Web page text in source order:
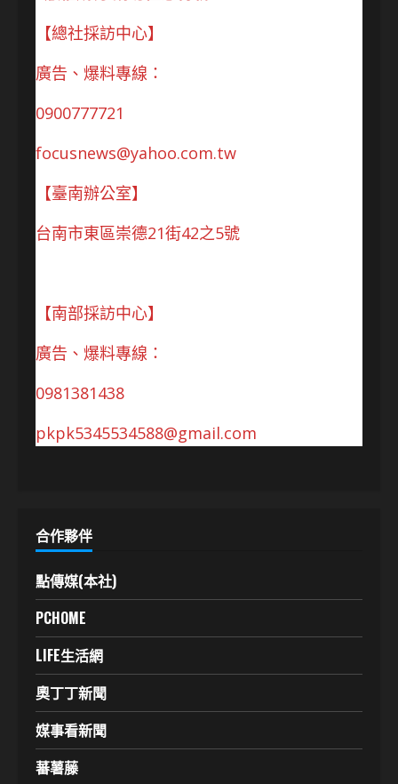
【總社採訪中心】
廣告、爆料專線：
0900777721
focusnews@yahoo.com.tw
【臺南辦公室】
台南市東區崇德21街42之5號
【南部採訪中心】
廣告、爆料專線：
0981381438
pkpk5345534588@gmail.com
合作夥伴
點傳媒(本社)
PCHOME
LIFE生活網
奧丁丁新聞
媒事看新聞
蕃薯藤